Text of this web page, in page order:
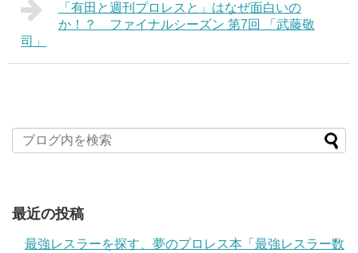
「有田と週刊プロレスと」はなぜ面白いの
か！？ ファイナルシーズン 第7回 「武藤敬
司」
最近の投稿
最強レスラーを探す、夢のプロレス本「最強レスラー数